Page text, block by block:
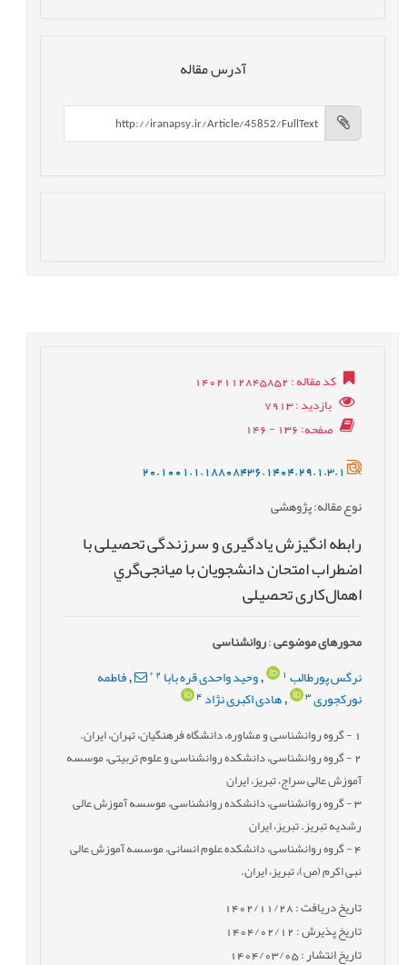
آدرس مقاله
کد مقاله: 1402112845852
بازدید: 7913
صفحه: 136 - 146
20.1001.1.18808436.1404.29.1.3.1
نوع مقاله: پژوهشی
رابطه انگيزش يادگيری و سرزندگی تحصيلی با
اضطراب امتحان دانشجويان با ميانجی‌گري
اهمال‌كاری تحصيلی
محورهای موضوعی:روانشناسی
نرگس پورطالب1
,وحید واحدی قره بابا2
*
,فاطمه
نورکجوری 3
,هادی اکبری نژاد 4
- گروه روانشناسی و مشاوره، دانشگاه فرهنگیان، تهران، ایران.
2- گروه روانشناسی، دانشکده روانشناسی و علوم تربیتی، موسسه
آموزش عالی سراج، تبریز، ایران
3- گروه روانشناسی، دانشکده روانشناسی، موسسه آموزش عالی
رشدیه تبریز. تبریز، ایران
4- گروه روانشناسی، دانشکده علوم انسانی، موسسه آموزش عالی
نبی اکرم (ص)، تبریز، ایران.
تاریخ دریافت : 1402/11/28
تاریخ پذیرش : 1404/02/12
تاریخ انتشار : 1404/03/05